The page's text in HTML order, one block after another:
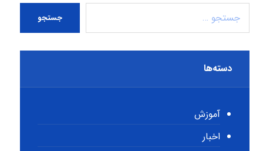
جستجو
دسته‌ها
آموزش
اخبار